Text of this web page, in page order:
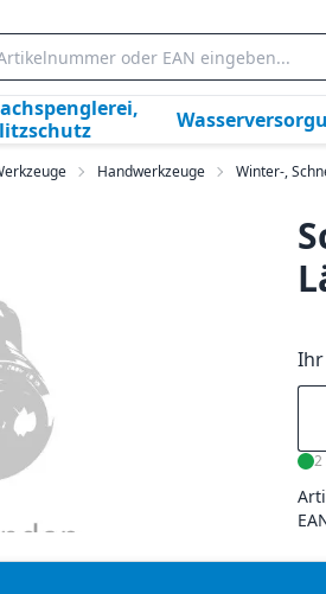
Handwerkzeuge Winter-,
Ihr
2